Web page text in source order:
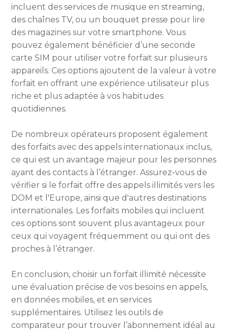
incluent des services de musique en streaming,
des chaînes TV, ou un bouquet presse pour lire
des magazines sur votre smartphone. Vous
pouvez également bénéficier d’une seconde
carte SIM pour utiliser votre forfait sur plusieurs
appareils. Ces options ajoutent de la valeur à votre
forfait en offrant une expérience utilisateur plus
riche et plus adaptée à vos habitudes
quotidiennes.
De nombreux opérateurs proposent également
des forfaits avec des appels internationaux inclus,
ce qui est un avantage majeur pour les personnes
ayant des contacts à l’étranger. Assurez-vous de
vérifier si le forfait offre des appels illimités vers les
DOM et l'Europe, ainsi que d'autres destinations
internationales. Les forfaits mobiles qui incluent
ces options sont souvent plus avantageux pour
ceux qui voyagent fréquemment ou qui ont des
proches à l’étranger.
En conclusion, choisir un forfait illimité nécessite
une évaluation précise de vos besoins en appels,
en données mobiles, et en services
supplémentaires. Utilisez les outils de
comparateur pour trouver l’abonnement idéal au